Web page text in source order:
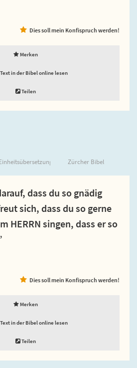
Dies soll mein Konfispruch werden!
Merken
in der Bibel online lesen
Teilen
Zürcher Bibel
dass du so gnädig
sich, dass du so gerne
HERRN singen, dass er so
Dies soll mein Konfispruch werden!
Merken
in der Bibel online lesen
Teilen